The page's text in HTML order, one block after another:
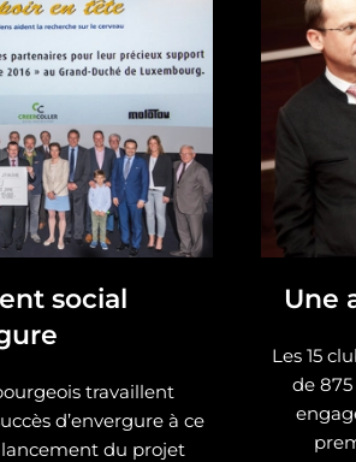
social
travaillent
d’envergure à ce
du projet
Une
Les 15
de